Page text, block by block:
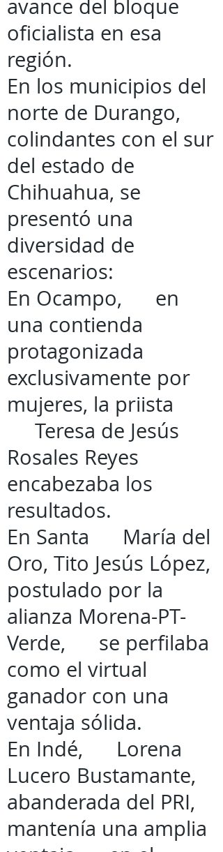
avance del bloque
oficialista en esa
región.
En los municipios del
norte de Durango,
colindantes con el sur
del estado de
Chihuahua, se
presentó una
diversidad de
escenarios:
En Ocampo, en
una contienda
protagonizada
exclusivamente por
mujeres, la priista
Teresa de Jesús
Rosales Reyes
encabezaba los
resultados.
En Santa María del
Oro, Tito Jesús López,
postulado por la
alianza Morena-PT-
Verde, se perfilaba
como el virtual
ganador con una
ventaja sólida.
En Indé, Lorena
Lucero Bustamante,
abanderada del PRI,
mantenía una amplia